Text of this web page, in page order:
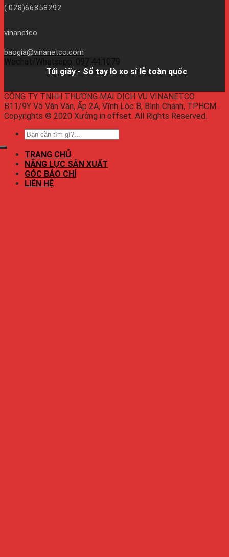
( 028)66858292
vinanetco
baogia@vinanetco.com
Wechat/Whatsapp: 097.44.1079
Túi giấy - Sổ tay lò xo sỉ lẻ toàn quốc
CÔNG TY TNHH THƯƠNG MẠI DỊCH VỤ VINANETCO
B11/9Y Võ Văn Vân, Ấp 2A, Vĩnh Lộc B, Bình Chánh, TPHCM .
Copyrights © 2020 Xưởng in offset. All Rights Reserved.
TRANG CHỦ
NĂNG LỰC SẢN XUẤT
GÓC BÁO CHÍ
LIÊN HỆ